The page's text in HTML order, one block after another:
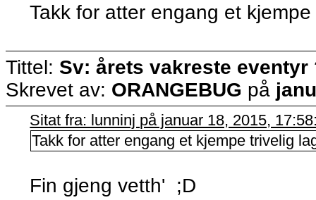
Takk for atter engang et
Tittel: Sv: årets vakreste eventyr
Skrevet av: ORANGEBUG på
Sitat fra: lunninj på januar 18, 2015,
Takk for atter engang et kjempe trivelig
Fin gjeng vetth' ;D